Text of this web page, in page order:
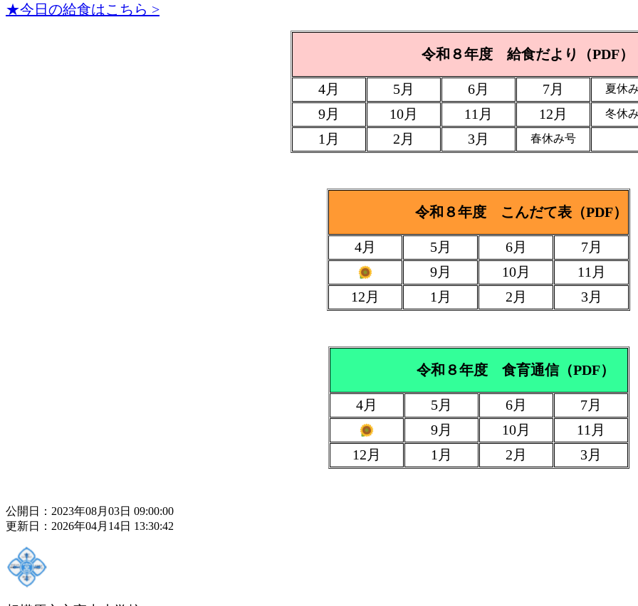
★今日の給食はこちら >
令和８年度 給食だより（PDF）
4月 5月 6月 7月 夏休
9月 10月 11月 12月 冬休
1月 2月 3月 春休み号
令和８年度 こんだて表（PDF）
4月 5月 6月
7月
9月
10月
11月
12月
1月 2月 3月
令和８年度 食育通信（PDF）
4月 5月 6月
7月
9月
10月
11月
12月
1月 2月 3月
公開日：2023年08月03日 09:00:00
更新日：2026年04月14日 13:30:42